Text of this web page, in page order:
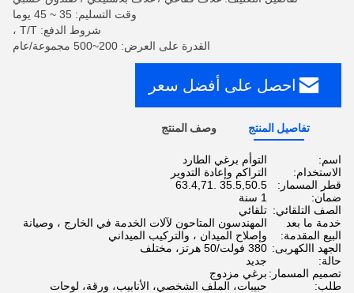
وقت التسليم: 35 ~ 45 يوما
شروط الدفع: T/T ،
القدرة على العرض: 200~500 مجموعة/عام
احصل على أفضل سعر
تفاصيل المنتج وصف المنتج
اسم:
التوأم برغي الطارد
الاستخدام:
التراكم وإعادة التدوير
قطر المسمار:
35.5,50.5 .63.4,71
ضمان:
1 سنة
الصف التلقائي: تلقائي
خدمة ما بعد
البيع المقدمة:
المهندسون المتاحون لآلات الخدمة في الخارج ، وصيانة
وإصلاح الميدان ، والتركيب الميداني
الجهد االكهربى: 380 فولت/50 هرتز، مختلف
حالة:
جديد
تصميم المسمار: برغي مزدوج
طلب:
حبيبات، الملف الشخصي، الأنابيب، ورقة، لوحات